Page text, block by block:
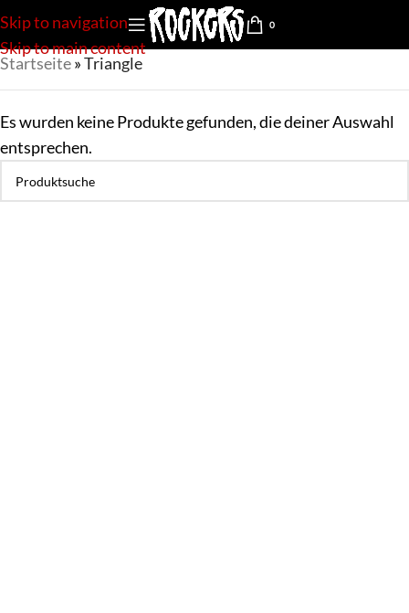
Skip to navigation
Skip to main content
0
Startseite»Triangle
Es wurden keine Produkte gefunden, die deiner Auswahl
entsprechen.